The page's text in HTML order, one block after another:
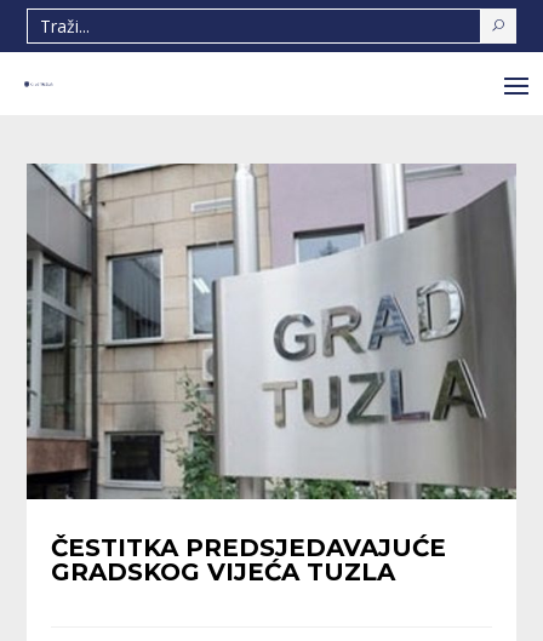
ČESTITKA PREDSJEDAVAJUĆE
GRADSKOG VIJEĆA TUZLA